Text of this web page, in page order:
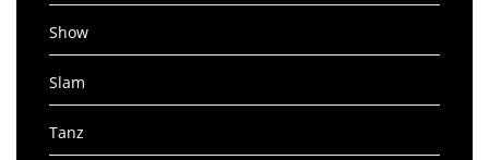
Show
Slam
Tanz